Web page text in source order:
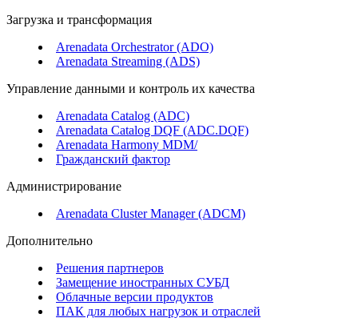
Загрузка и трансформация
Arenadata Orchestrator (ADO)
Arenadata Streaming (ADS)
Управление данными и контроль их качества
Arenadata Catalog (ADC)
Arenadata Catalog DQF (ADС.DQF)
Arenadata Harmony MDM/
Гражданский фактор
Администрирование
Arenadata Cluster Manager (ADCM)
Дополнительно
Решения партнеров
Замещение иностранных СУБД
Облачные версии продуктов
ПАК для любых нагрузок и отраслей